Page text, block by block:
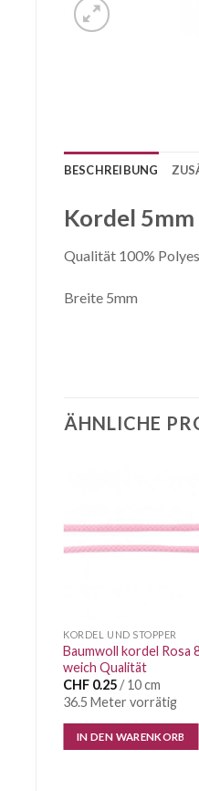
BESCHREIBUNG
Kordel
Qualität 100%
Breite 5mm
ÄHNLICHE
KORDEL UND STOPPER
Baumwoll kordel Rosa
weich Qualität
CHF 0.25/ 10 cm
36.5 Meter vorrätig
IN DEN WARENKORB